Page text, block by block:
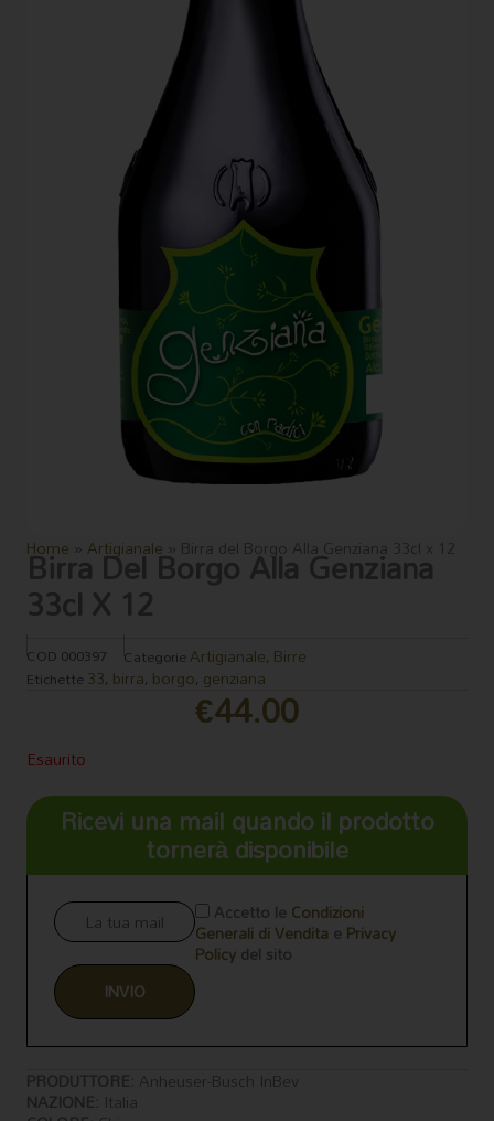
Home » Artigianale » Birra del Borgo Alla Genziana 33cl x 12
Birra Del Borgo Alla Genziana
33cl X 12
COD 000397 CategorieArtigianale, Birre
Etichette 33, birra, borgo, genziana
€44.00
Esaurito
Ricevi una mail quando il prodotto
tornerà disponibile
Accetto le Condizioni
Generali di Vendita e Privacy
Policydel sito
PRODUTTORE: Anheuser-Busch InBev
NAZIONE: Italia